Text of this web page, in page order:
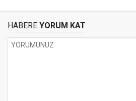
HABERE YORUM KAT